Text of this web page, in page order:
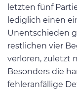
letzten fünf
lediglich einen
Unentschieden
restlichen vier
verloren, zuletzt
Besonders die
fehleranfällige